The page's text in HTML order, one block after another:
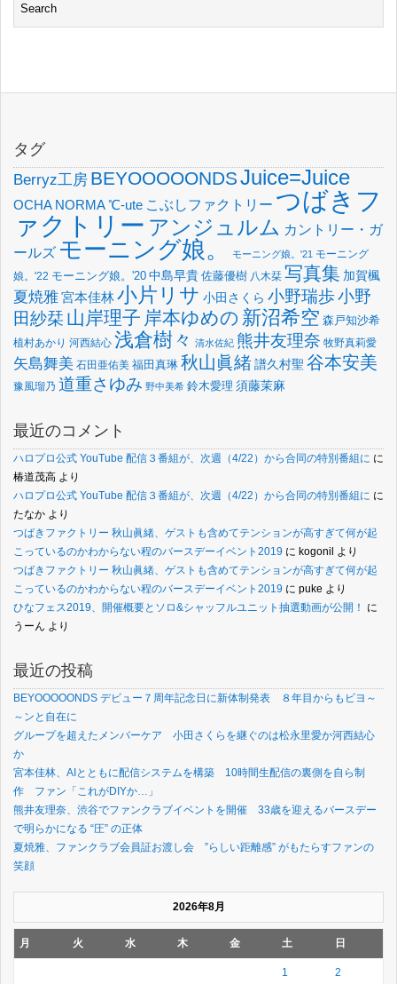
タグ
Berryz工房 BEYOOOOONDSJuice=Juice
OCHA NORMA℃-ute こぶしファクトリー つばきフ
ァクトリー アンジュルム カントリー・ガ
ールズ モーニング娘。 モーニング娘。'21 モーニング
娘。'22 モーニング娘。'20 中島早貴 佐藤優樹 八木栞 写真集 加賀楓
夏焼雅宮本佳林小片リサ 小田さくら 小野瑞歩小野
田紗栞 山岸理子 岸本ゆめの 新沼希空 森戸知沙希
植村あかり 河西結心 浅倉樹々 清水佐紀 熊井友理奈 牧野真莉愛
矢島舞美 石田亜佑美 福田真琳 秋山眞緒譜久村聖 谷本安美
豫風瑠乃 道重さゆみ 野中美希 鈴木愛理 須藤茉麻
最近のコメント
ハロプロ公式 YouTube 配信３番組が、次週（4/22）から合同の特別番組に に
椿道茂高 より
ハロプロ公式 YouTube 配信３番組が、次週（4/22）から合同の特別番組に に
たなか より
つばきファクトリー 秋山眞緒、ゲストも含めてテンションが高すぎて何が起
こっているのかわからない程のバースデーイベント2019 に kogonil より
つばきファクトリー 秋山眞緒、ゲストも含めてテンションが高すぎて何が起
こっているのかわからない程のバースデーイベント2019 に puke より
ひなフェス2019、開催概要とソロ&シャッフルユニット抽選動画が公開！
に
うーん より
最近の投稿
BEYOOOOONDS デビュー７周年記念日に新体制発表 ８年目からもビヨ～
～ンと自在に
グループを超えたメンバーケア 小田さくらを継ぐのは松永里愛か河西結心
か
宮本佳林、AIとともに配信システムを構築 10時間生配信の裏側を自ら制
作 ファン「これがDIYか…」
熊井友理奈、渋谷でファンクラブイベントを開催 33歳を迎えるバースデー
で明らかになる “圧” の正体
夏焼雅、ファンクラブ会員証お渡し会 ”らしい距離感” がもたらすファンの
笑顔
2026年8月
月 火 水 木 金 土 日
1 2